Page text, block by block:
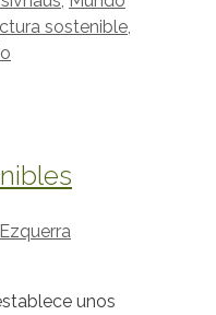
sostenible,
unos